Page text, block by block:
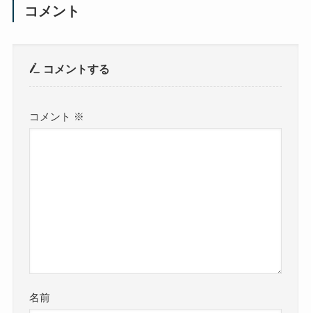
コメント
コメントする
コメント ※
名前